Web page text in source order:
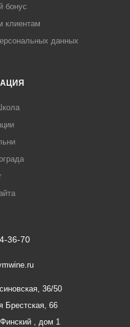
бонус
клиентам
данных
36-70
36/50
Брестская, 66
, дом 1